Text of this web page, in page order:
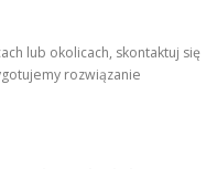
lub okolicach, skontaktuj się
rozwiązanie